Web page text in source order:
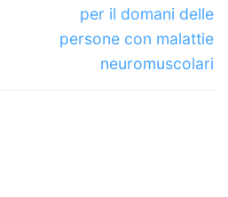
per il domani delle
persone con malattie
neuromuscolari